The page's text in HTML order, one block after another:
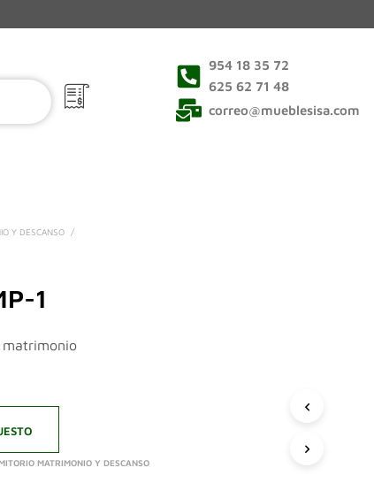
954 18 35 72
625 62 71 48
correo@mueblesisa.com
Y DESCANSO
/
1
MATRIMONIO Y DESCANSO